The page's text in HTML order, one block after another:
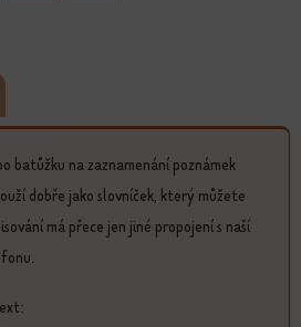
batůžku na zaznamenání poznámek
dobře jako slovníček, který můžete
má přece jen jiné propojení s naší